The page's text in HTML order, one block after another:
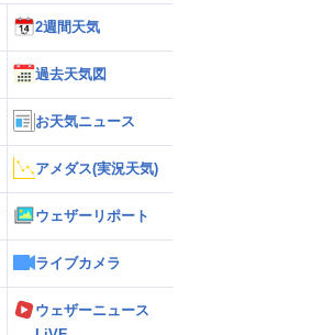
2週間天気
過去天気図
お天気ニュース
アメダス(実況天気)
ウェザーリポート
ライブカメラ
ウェザーニュース